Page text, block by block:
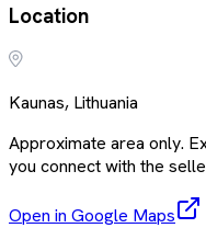
Location
Kaunas, Lithuania
Approximate area only.
you connect with the
Open in Google Maps